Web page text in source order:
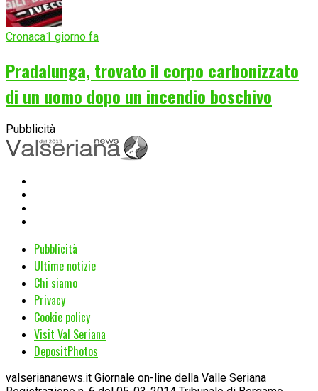
Cronaca1 giorno fa
Pradalunga, trovato il corpo carbonizzato
di un uomo dopo un incendio boschivo
Pubblicità
Pubblicità
Ultime notizie
Chi siamo
Privacy
Cookie policy
Visit Val Seriana
DepositPhotos
valseriananews.it Giornale on-line della Valle Seriana